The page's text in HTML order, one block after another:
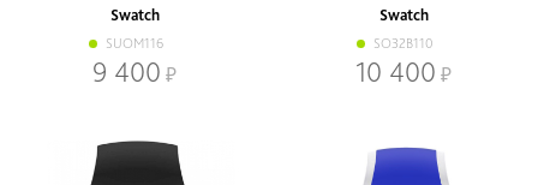
Swatch
SUOM116
9 400
Swatch
SO32B110
10 400